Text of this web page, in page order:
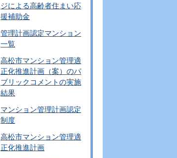
ジによる高齢者住まい応
援補助金
管理計画認定マンション
一覧
高松市マンション管理適
正化推進計画（案）のパ
ブリックコメントの実施
結果
マンション管理計画認定
制度
高松市マンション管理適
正化推進計画